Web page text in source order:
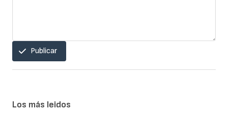
Publicar
Los más leidos